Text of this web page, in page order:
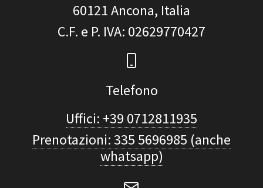
60121Ancona, Italia
C.F. e P. IVA: 02629770427
Telefono
Uffici: +39 0712811935
Prenotazioni: 335 5696985 (anche
whatsapp)